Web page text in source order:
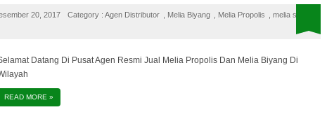
20, 2017 Category : Agen Distributor Melia Biyang Melia Propolis
melia sehat
Datang Di Pusat Agen Resmi Jual Melia Propolis Dan Melia Biyang Di
READ MORE »